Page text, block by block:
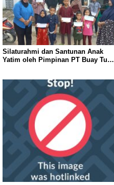
Silaturahmi dan Santunan Anak
Yatim oleh Pimpinan PT Buay Tumi